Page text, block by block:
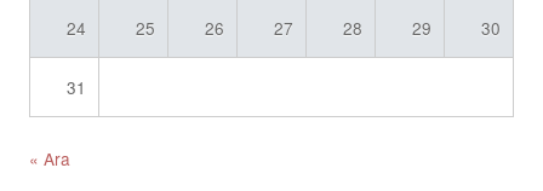
24 25 26 27 28 29 30
31
« Ara